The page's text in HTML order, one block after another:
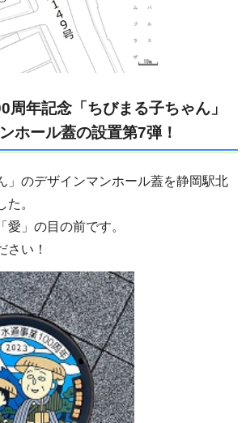
周年記念「ちびまる子ちゃん」
ホール蓋の設置第7弾！
」のデザインマンホール蓋を静岡駅北
た。
」の目の前です。
さい！